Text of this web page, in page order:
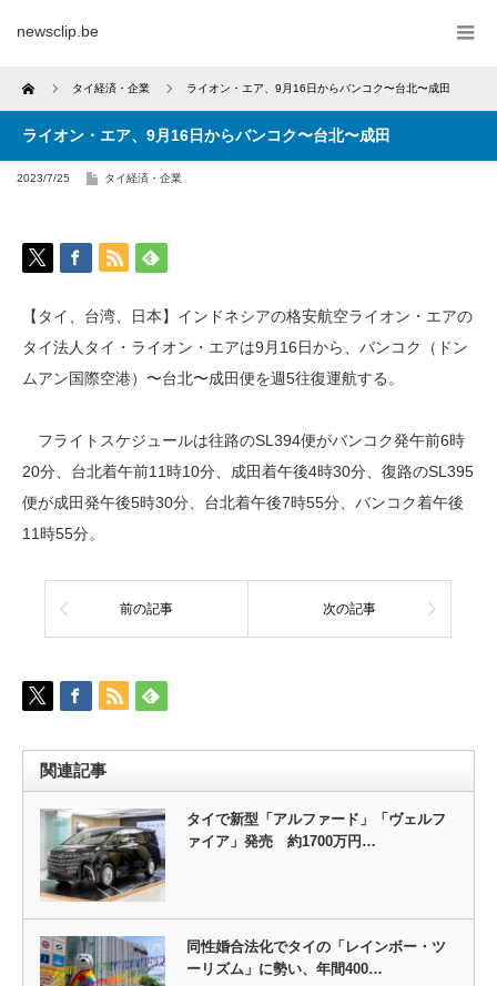
newsclip.be
Home タイ経済・企業 ライオン・エア、9月16日からバンコク〜台北〜成田
ライオン・エア、9月16日からバンコク〜台北〜成田
2023/7/25 タイ経済・企業
【タイ、台湾、日本】インドネシアの格安航空ライオン・エアの
タイ法人タイ・ライオン・エアは9月16日から、バンコク（ドン
ムアン国際空港）〜台北〜成田便を週5往復運航する。
フライトスケジュールは往路のSL394便がバンコク発午前6時
20分、台北着午前11時10分、成田着午後4時30分、復路のSL395
便が成田発午後5時30分、台北着午後7時55分、バンコク着午後
11時55分。
前の記事 次の記事
関連記事
タイで新型「アルファード」「ヴェルフ
ァイア」発売 約1700万円…
同性婚合法化でタイの「レインボー・ツ
ーリズム」に勢い、年間400…